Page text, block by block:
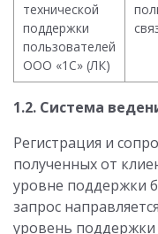
технической
поддержки
пользователей
ООО «1С» (ЛК)
1.2. Система
Регистрация и
полученных от
уровне поддержки
запрос
уровень поддержки